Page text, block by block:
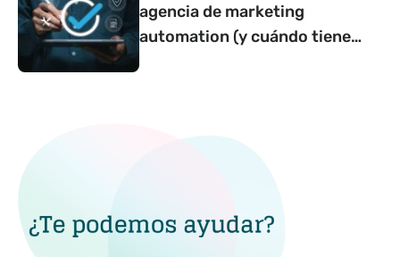
agencia de marketing
automation (y cuándo tiene